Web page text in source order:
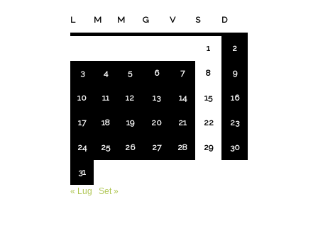
L M M G V S D
1 2
3 4 5 6 7 8 9
10 11 12 13 14 15 16
17 18 19 20 21 22 23
24 25 26 27 28 29 30
31
« Lug
Set »